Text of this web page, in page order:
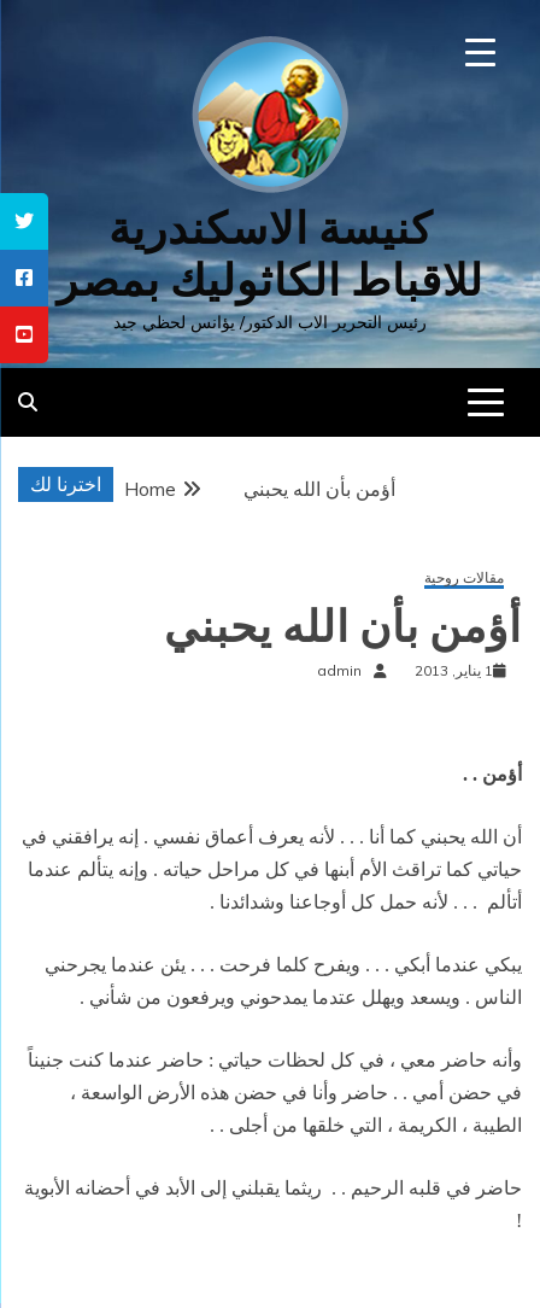
كنيسة الاسكندرية
للاقباط الكاثوليك بمصر
رئيس التحرير الاب الدكتور/ يؤانس لحظي جيد
اخترنا لك Home أؤمن بأن الله يحبني
مقالات روحية
أؤمن بأن الله يحبني
1 يناير, 2013 admin
أؤمن . .
أن الله يحبني كما أنا . . . لأنه يعرف أعماق نفسي . إنه يرافقني في
حياتي كما تراقث الأم أبنها في كل مراحل حياته . وإنه يتألم عندما
أتألم
. . . لأنه حمل كل أوجاعنا وشدائدنا .
يبكي عندما أبكي . . . ويفرح كلما فرحت . . . يئن عندما يجرحني
الناس . ويسعد ويهلل عتدما يمدحوني ويرفعون من شأني .
وأنه حاضر معي ، في كل لحظات حياتي : حاضر عندما كنت جنيناً
في حضن أمي . . حاضر وأنا في حضن هذه الأرض الواسعة ،
الطيبة ، الكريمة ، التي خلقها من أجلى . .
حاضر في قلبه الرحيم . . ريثما يقبلني إلى الأبد في أحضانه الأبوية
!